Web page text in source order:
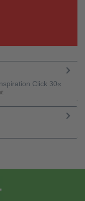
Click 30«